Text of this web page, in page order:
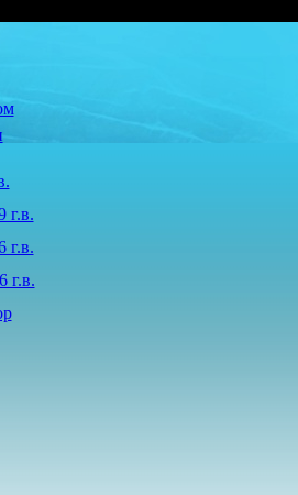
г.в.
г.в.
г.в.